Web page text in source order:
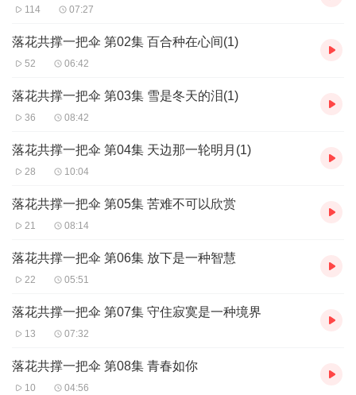
会感到珍贵！三年后，我退伍回到家乡固始县参加税务工作。我志
实干，更要像文学一样灵活、多动、善变。细细琢磨，颇有一番滋
味在心头。经不住文学的诱惑，我渐渐迷上了文学，迷上了写作。
文学的魅力绝不亚于心灵的碰撞，它记录人生的欢乐和痛苦，
抒发人生的感慨和志向，无论是高歌还是悲泣，都是为了显示对人
生的一种真挚追求。文学充分张扬我的个性，得意时不张狂，失意
时不沮丧。这也许是我追求的目标，就使我在文字里边尽情释放真
实的自己。春暖花开，夏日灿烂，秋凉如水，冬月无边。
114 07:27
落花共撑一把伞 第02集 百合种在心间(1)
52 06:42
落花共撑一把伞 第03集 雪是冬天的泪(1)
36 08:42
落花共撑一把伞 第04集 天边那一轮明月(1)
28 10:04
落花共撑一把伞 第05集 苦难不可以欣赏
21 08:14
落花共撑一把伞 第06集 放下是一种智慧
22 05:51
落花共撑一把伞 第07集 守住寂寞是一种境界
13 07:32
落花共撑一把伞 第08集 青春如你
10 04:56